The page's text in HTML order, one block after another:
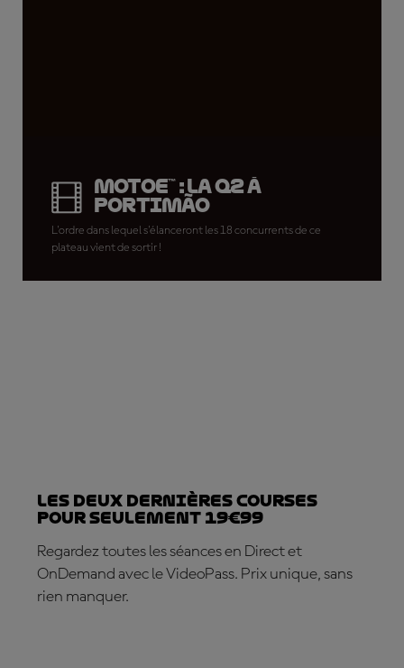
MotoE™ : la Q2 à
Portimão
L'ordre dans lequel s'élanceront les 18 concurrents de ce
plateau vient de sortir !
Les deux dernières courses
pour seulement 19€99
Regardez toutes les séances en Direct et
OnDemand avec le VideoPass. Prix unique, sans
rien manquer.